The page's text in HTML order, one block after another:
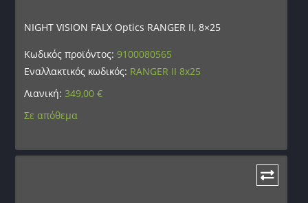
NIGHT VISION FALX Optics RANGER II, 8×25
Κωδικός προϊόντος:9100080565
Εναλλακτικός κωδικός: RANGER II 8x25
Λιανική: 349,00€
Σε απόθεμα